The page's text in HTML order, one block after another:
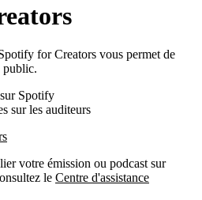
for Creators vous permet de
public.
Spotify
sur les auditeurs
votre émission ou podcast sur
le Centre d'assistance